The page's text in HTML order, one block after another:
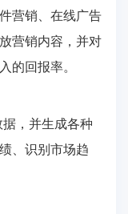
营销、在线广告
营销内容，并对
的回报率。
，并生成各种
、识别市场趋